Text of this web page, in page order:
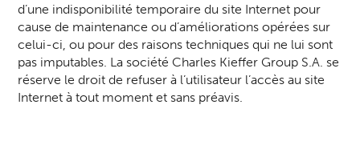
d’une indisponibilité temporaire du site Internet pour
cause de maintenance ou d’améliorations opérées sur
celui-ci, ou pour des raisons techniques qui ne lui sont
pas imputables. La société Charles Kieffer Group S.A. se
réserve le droit de refuser à l’utilisateur l’accès au site
Internet à tout moment et sans préavis.